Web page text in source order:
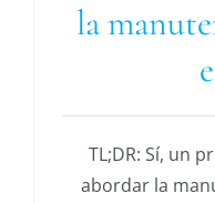
la
TL;DR: Sí, un
abordar la